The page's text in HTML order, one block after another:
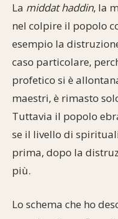
La middat haddin, la
nel colpire il popolo
esempio la
caso particolare,
profetico si è
maestri, è rimasto
Tuttavia il popolo
se il livello di
prima, dopo la
più.
Lo schema che ho